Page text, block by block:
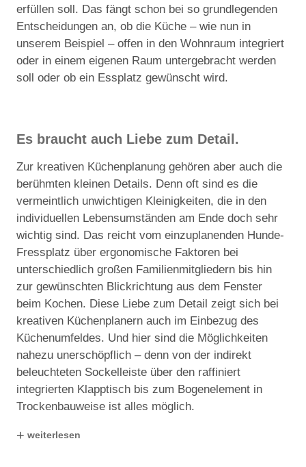
erfüllen soll. Das fängt schon bei so grundlegenden
Entscheidungen an, ob die Küche – wie nun in
unserem Beispiel – offen in den Wohnraum integriert
oder in einem eigenen Raum untergebracht werden
soll oder ob ein Essplatz gewünscht wird.
Es braucht auch Liebe zum Detail.
Zur kreativen Küchenplanung gehören aber auch die
berühmten kleinen Details. Denn oft sind es die
vermeintlich unwichtigen Kleinigkeiten, die in den
individuellen Lebensumständen am Ende doch sehr
wichtig sind. Das reicht vom einzuplanenden Hunde-
Fressplatz über ergonomische Faktoren bei
unterschiedlich großen Familienmitgliedern bis hin
zur gewünschten Blickrichtung aus dem Fenster
beim Kochen. Diese Liebe zum Detail zeigt sich bei
kreativen Küchenplanern auch im Einbezug des
Küchenumfeldes. Und hier sind die Möglichkeiten
nahezu unerschöpflich – denn von der indirekt
beleuchteten Sockelleiste über den raffiniert
integrierten Klapptisch bis zum Bogenelement in
Trockenbauweise ist alles möglich.
+ weiterlesen